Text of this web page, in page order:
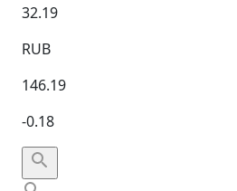
32.19
RUB
146.19
-0.18